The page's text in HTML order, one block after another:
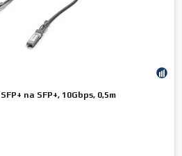
na SFP+, 10Gbps, 0,5m